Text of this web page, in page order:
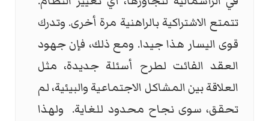
تتمتع الاشتراكية بالراهنية مرة أخرى. وتدرك
قوى اليسار هذا جيدا. ومع ذلك، فإن جهود
العقد الفائت لطرح أسئلة جديدة، مثل
العلاقة بين المشاكل الاجتماعية والبيئية، لم
تحقق، سوى نجاح محدود للغاية. ولهذا